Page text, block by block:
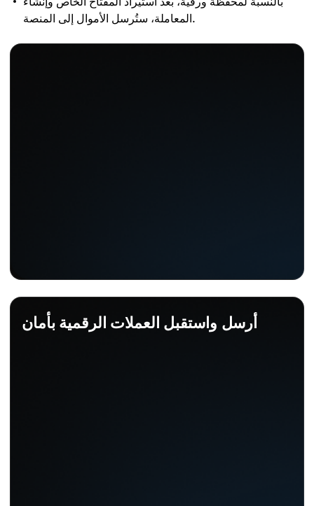
المعاملة، ستُرسل الأموال إلى المنصة.
أرسل واستقبل العملات الرقمية بأمان